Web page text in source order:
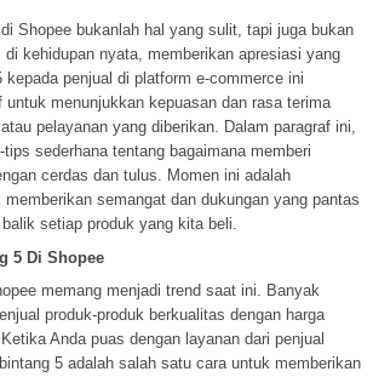
Shopee bukanlah hal yang sulit, tapi juga bukan
di kehidupan nyata, memberikan apresiasi yang
penjual di platform e-commerce ini
untuk menunjukkan kepuasan dan rasa terima
pelayanan yang diberikan. Dalam paragraf ini,
sederhana tentang bagaimana memberi
cerdas dan tulus. Momen ini adalah
semangat dan dukungan yang pantas
setiap produk yang kita beli.
5 Di Shopee
memang menjadi trend saat ini. Banyak
produk-produk berkualitas dengan harga
Anda puas dengan layanan dari penjual
5 adalah salah satu cara untuk memberikan